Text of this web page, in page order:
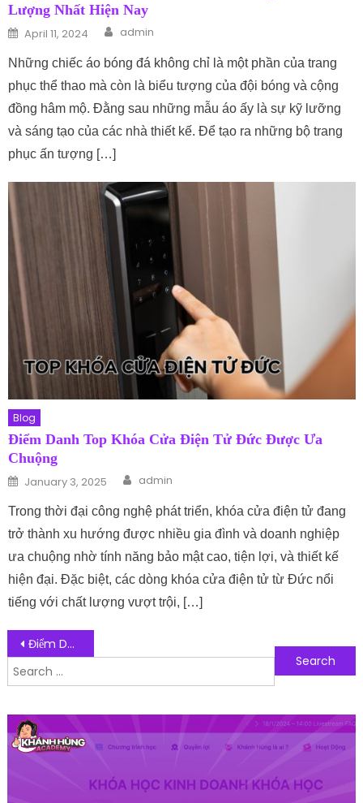
Lượng Nhất Hiện Nay
Posted on
April 11, 2024 Author
admin
Những chiếc áo bóng đá không chỉ là một phần của trang
phục thể thao mà còn là biểu tượng của đội bóng và cộng
đồng hâm mộ. Đằng sau những mẫu áo ấy là sự kỹ lưỡng
và sáng tạo của các nhà thiết kế. Để tạo ra những bộ trang
phục ấn tượng […]
Blog
Điểm Danh Top Khóa Cửa Điện Tử Đức Được Ưa
Chuộng
Posted on
January 3, 2025 Author
admin
Trong thời đại công nghệ phát triển, khóa cửa điện tử đang
trở thành xu hướng được nhiều gia đình và doanh nghiệp
ưa chuộng nhờ tính năng bảo mật cao, tiện lợi, và thiết kế
hiện đại. Đặc biệt, các dòng khóa cửa điện tử từ Đức nổi
tiếng với chất lượng vượt trội, […]
Post navigation
Điểm Danh Top Khóa Cửa Điện Tử Đức Được Ưa Chuộng
Search for:
Follow